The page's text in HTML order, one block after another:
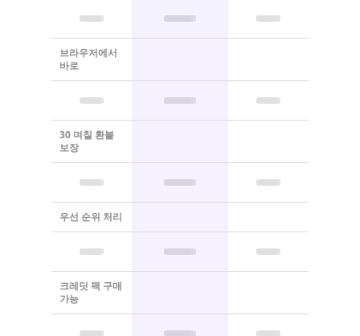
브라우저에서
바로
30 며칠 환불
보장
우선 순위 처리
크레딧 팩 구매
가능